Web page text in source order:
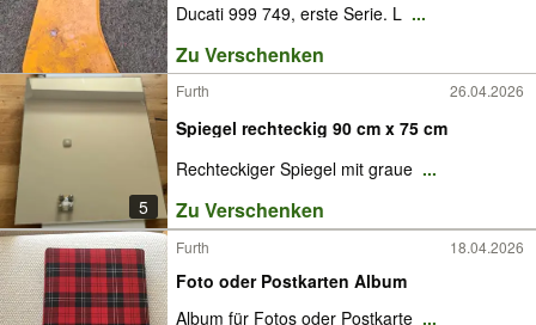
Ducati 999 749, erste Serie. L ...
Zu Verschenken
5
Furth 26.04.2026
Spiegel rechteckig 90 cm x 75 cm
Rechteckiger Spiegel mit graue ...
Zu Verschenken
Furth 18.04.2026
Foto oder Postkarten Album
Album für Fotos oder Postkarte ...